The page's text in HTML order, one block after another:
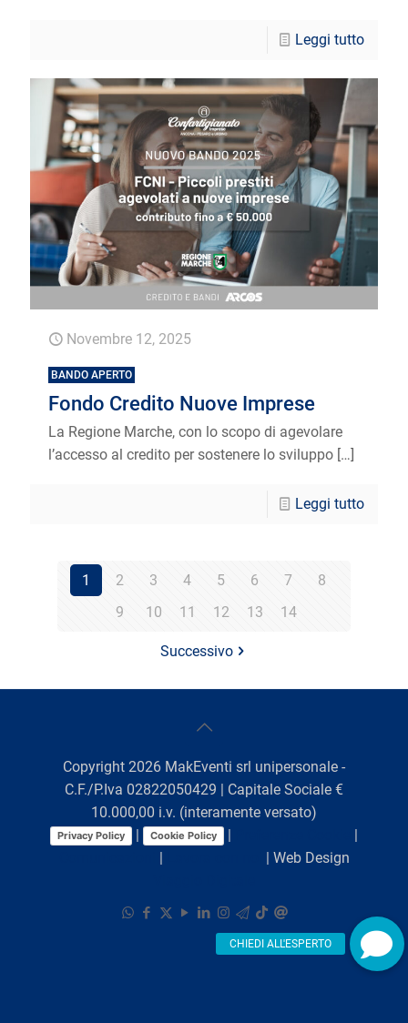
Leggi tutto
Novembre 12, 2025
BANDO APERTO
Fondo Credito Nuove Imprese
La Regione Marche, con lo scopo di agevolare
l’accesso al credito per sostenere lo sviluppo […]
Leggi tutto
1 2 3 4 5 6 7
8
9
10 11 12 13 14
Successivo
Copyright 2026 MakEventi srl unipersonale -
C.F./P.Iva 02822050429 | Capitale Sociale €
10.000,00 i.v. (interamente versato)
Privacy Policy Cookie Policy
| Web Design